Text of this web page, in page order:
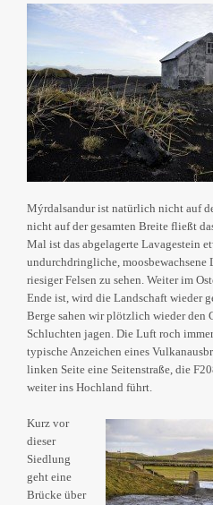
Mýrdalsandur ist natürlich nicht auf
nicht auf der gesamten Breite fließt
Mal ist das abgelagerte Lavagestein
undurchdringliche, moosbewachsene
riesiger Felsen zu sehen. Weiter im
Ende ist, wird die Landschaft wieder
Berge sahen wir plötzlich wieder den
Schluchten jagen. Die Luft roch
typische Anzeichen eines
linken Seite eine Seitenstraße, die
weiter ins Hochland führt.
Kurz vor
dieser
Siedlung
geht eine
Brücke über